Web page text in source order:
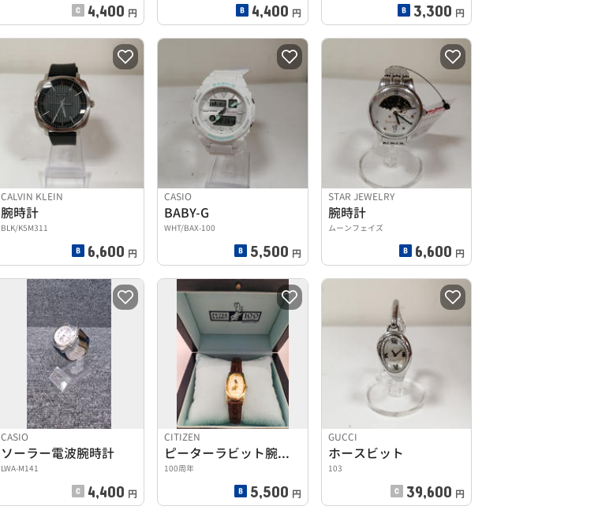
4,400 円 4,400 円 3,300 円
CALVIN KLEIN
腕時計
BLK/K5M311
6,600 円
CASIO
BABY-G
WHT/BAX-100
5,500 円
STAR JEWELRY
腕時計
ムーンフェイズ
6,600 円
CASIO
ソーラー電波腕時計
LWA-M141
4,400 円
CITIZEN
ピーターラビット腕時計
100周年
5,500 円
GUCCI
ホースビット
103
39,600 円